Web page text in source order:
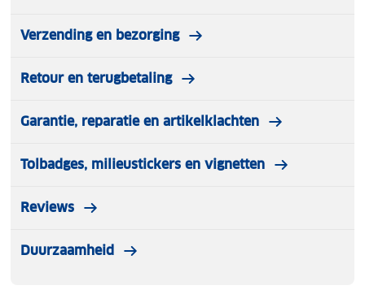
Verzending en bezorging
Retour en terugbetaling
Garantie, reparatie en artikelklachten
Tolbadges, milieustickers en vignetten
Reviews
Duurzaamheid